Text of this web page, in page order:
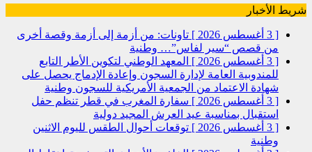
شريط الأخبار
[ 3 أغسطس 2026 ]
تاونات: من أزمة إلى أزمة وقصة أخرى
من قصص “سير لفاس”… وطنية
[ 3 أغسطس 2026 ]
المعهد الوطني لتكوين الأطر التابع
للمندوبية العامة لإدارة السجون وإعادة الإدماج يحصل على
شهادة الاعتماد من الجمعية الأمريكية للسجون وطنية
[ 3 أغسطس 2026 ]
سفارة المغرب في قطر تنظم حفل
استقبال بمناسبة عيد العرش المجيد دولية
[ 3 أغسطس 2026 ]
توقعات أحوال الطقس لليوم الاثنين
وطنية